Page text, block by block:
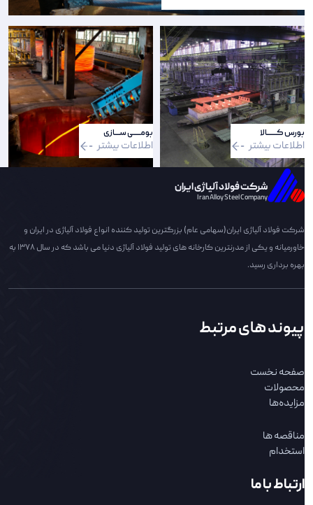
بورس کـــــــالا
اطلاعات بیشتر
بومـــــی ســــازی
اطلاعات بیشتر
شرکت فولاد آلیاژی ایران
Iran Alloy Steel Company
شرکت فولاد آلیاژی ایران(سهامی عام) بزرگترین تولید کننده انواع فولاد آلیاژی در ایران و
خاورمیانه و یکی از مدرنترین کارخانه های تولید فولاد آلیاژی دنیا می باشد که در سال 1378 به
بهره برداری رسید.
پیوند های مرتبط
صفحه نخست
محصولات
مزایده‌ها
مناقصه ها
استخدام
ارتباط با ما